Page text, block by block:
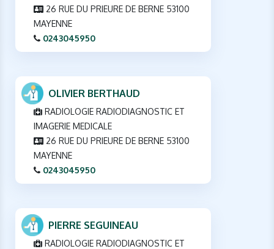
26 RUE DU PRIEURE DE BERNE 53100
MAYENNE
0243045950
OLIVIER BERTHAUD
RADIOLOGIE RADIODIAGNOSTIC ET
IMAGERIE MEDICALE
26 RUE DU PRIEURE DE BERNE 53100
MAYENNE
0243045950
PIERRE SEGUINEAU
RADIOLOGIE RADIODIAGNOSTIC ET